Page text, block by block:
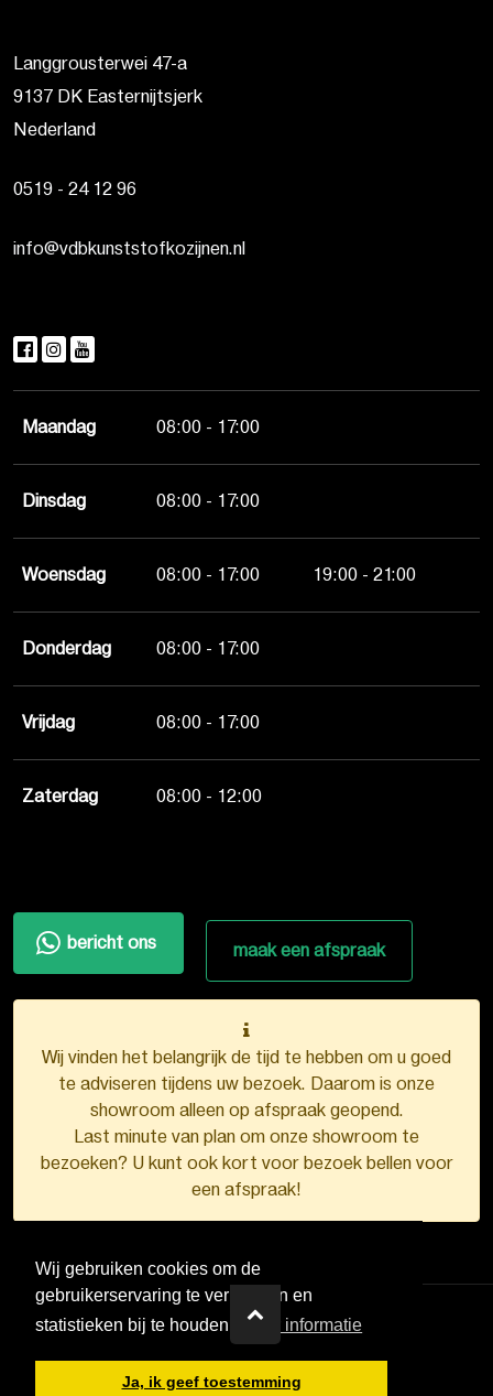
Wij gebruiken cookies om de
gebruikerservaring te verbeteren en
statistieken bij te houden.
Meer informatie
Ja, ik geef toestemming
Langgrousterwei 47-a
9137 DK Easternijtsjerk
Nederland
0519 - 24 12 96
info@vdbkunststofkozijnen.nl
Maandag 08:00 - 17:00
Dinsdag 08:00 - 17:00
Woensdag 08:00 - 17:00 19:00 - 21:00
Donderdag 08:00 - 17:00
Vrijdag 08:00 - 17:00
Zaterdag 08:00 - 12:00
bericht ons maak een afspraak
Wij vinden het belangrijk de tijd te hebben om u goed
te adviseren tijdens uw bezoek. Daarom is onze
showroom alleen op afspraak geopend.
Last minute van plan om onze showroom te
bezoeken? U kunt ook kort voor bezoek bellen voor
een afspraak!
Ontwerp en realisatie door